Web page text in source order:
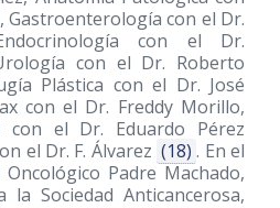
Gastroenterología con el Dr.
con el Dr.
con el Dr. Roberto
Plástica con el Dr. José
con el Dr. Freddy Morillo,
con el Dr. Eduardo Pérez
el Dr. F. Álvarez (18) . En el
Padre Machado,
Sociedad Anticancerosa,